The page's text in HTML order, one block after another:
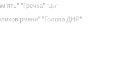
"Гречка" "Дія"
"Голова ДНР"